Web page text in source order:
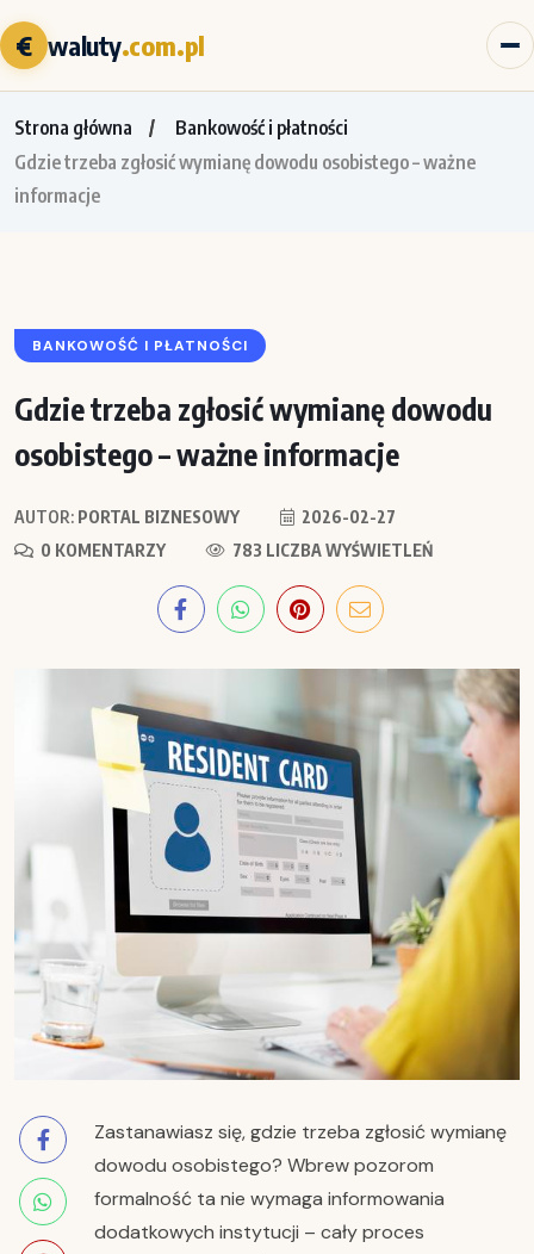
€ waluty.com.pl
Strona główna
Bankowość i płatności
Gdzie trzeba zgłosić wymianę dowodu osobistego – ważne
informacje
BANKOWOŚĆ I PŁATNOŚCI
Gdzie trzeba zgłosić wymianę dowodu
osobistego – ważne informacje
AUTOR: PORTAL BIZNESOWY
2026-02-27
0 KOMENTARZY
783 LICZBA WYŚWIETLEŃ
Zastanawiasz się, gdzie trzeba zgłosić wymianę
dowodu osobistego? Wbrew pozorom
formalność ta nie wymaga informowania
dodatkowych instytucji – cały proces